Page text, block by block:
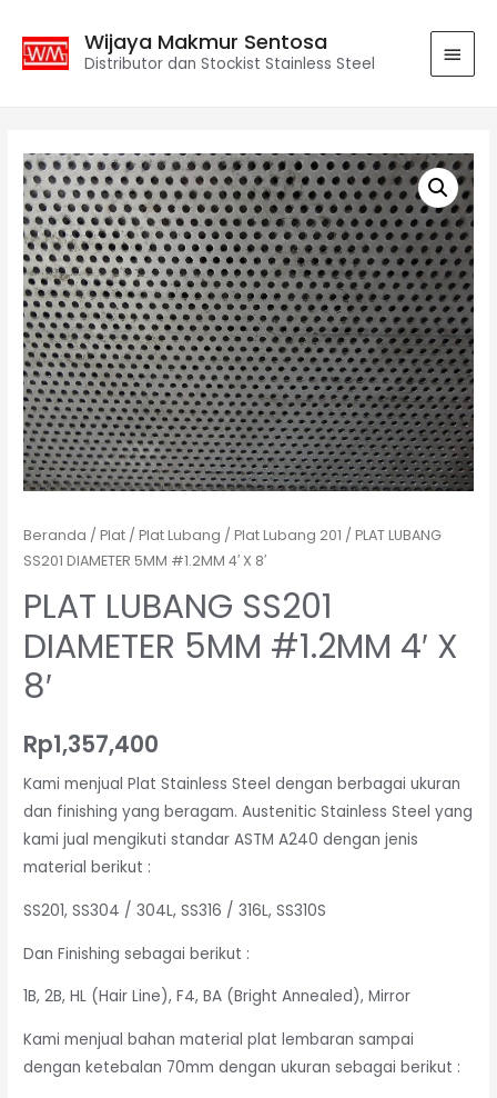
Wijaya Makmur Sentosa
Distributor dan Stockist Stainless Steel
Beranda /Plat /Plat Lubang /Plat Lubang 201 / PLAT LUBANG
SS201 DIAMETER 5MM #1.2MM 4′ X 8′
PLAT LUBANG SS201
DIAMETER 5MM #1.2MM 4′ X
8′
Rp1,357,400
Kami menjual Plat Stainless Steel dengan berbagai ukuran
dan finishing yang beragam. Austenitic Stainless Steel yang
kami jual mengikuti standar ASTM A240 dengan jenis
material berikut :
SS201, SS304 / 304L, SS316 / 316L, SS310S
Dan Finishing sebagai berikut :
1B, 2B, HL (Hair Line), F4, BA (Bright Annealed), Mirror
Kami menjual bahan material plat lembaran sampai
dengan ketebalan 70mm dengan ukuran sebagai berikut :